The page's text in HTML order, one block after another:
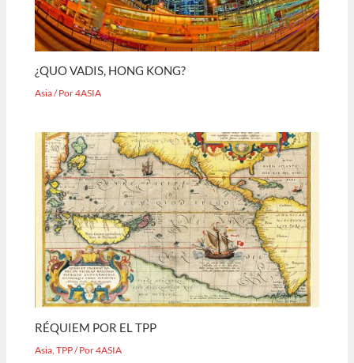
¿QUO VADIS, HONG KONG?
Asia/ Por4ASIA
RÉQUIEM POR EL TPP
Asia ,TPP/ Por4ASIA